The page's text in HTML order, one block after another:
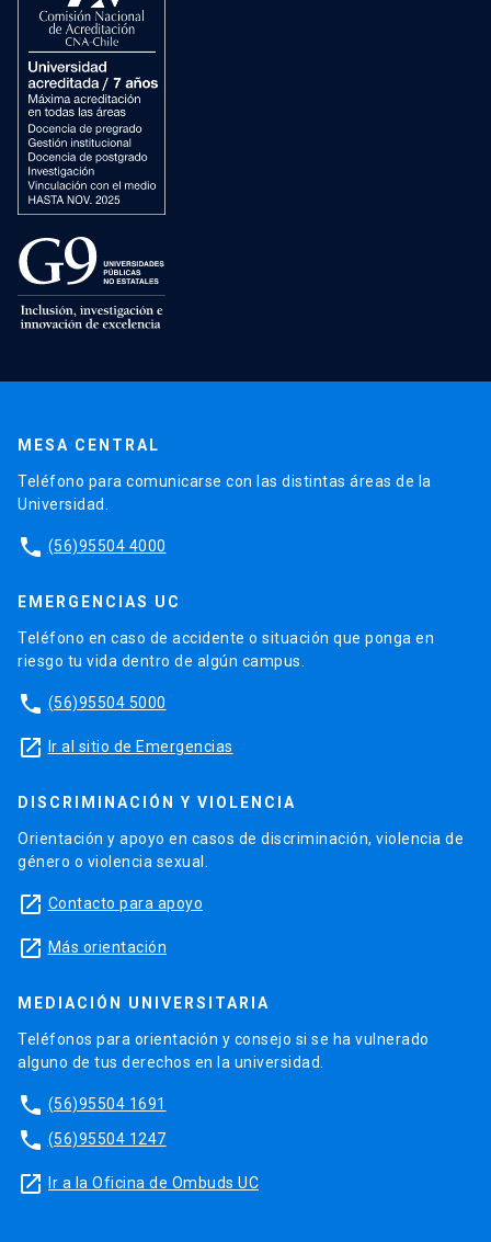
MESA CENTRAL
Teléfono para comunicarse con las distintas áreas de la
Universidad.
phone (56)95504 4000
EMERGENCIAS UC
Teléfono en caso de accidente o situación que ponga en
riesgo tu vida dentro de algún campus.
phone (56)95504 5000
launch Ir al sitio de Emergencias
DISCRIMINACIÓN Y VIOLENCIA
Orientación y apoyo en casos de discriminación, violencia de
género o violencia sexual.
launch Contacto para apoyo
launch Más orientación
MEDIACIÓN UNIVERSITARIA
Teléfonos para orientación y consejo si se ha vulnerado
alguno de tus derechos en la universidad.
phone (56)95504 1691
phone (56)95504 1247
launch Ir a la Oficina de Ombuds UC